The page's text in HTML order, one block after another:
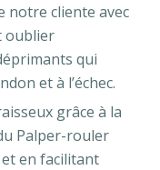
notre cliente avec
oublier
qui
et à l’échec.
grâce à la
Palper-rouler
en facilitant